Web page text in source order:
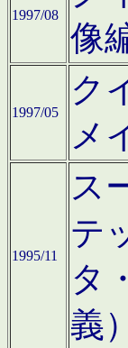
1997/08
像
1997/05
ク
メ
1995/11
ス
テ
タ
義